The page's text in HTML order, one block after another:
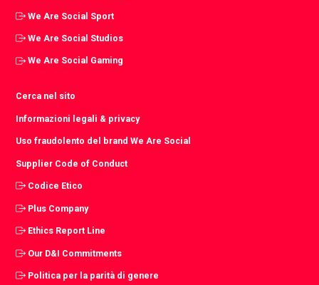
We Are Social Sport
We Are Social Studios
We Are Social Gaming
Cerca nel sito
Informazioni legali & privacy
Uso fraudolento del brand We Are Social
Supplier Code of Conduct
Codice Etico
Plus Company
Ethics Report Line
Our D&I Commitments
Politica per la parità di genere